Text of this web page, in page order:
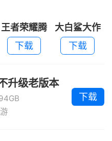
王者荣耀腾
讯手机版
下载
大白鲨大作
战2026
下载
升级老版本
下载